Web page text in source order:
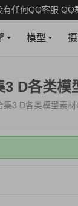
有任何QQ客服 QQ
模型
D各类模
3 D各类模型素
效，谢谢配合！
效，谢谢配合！